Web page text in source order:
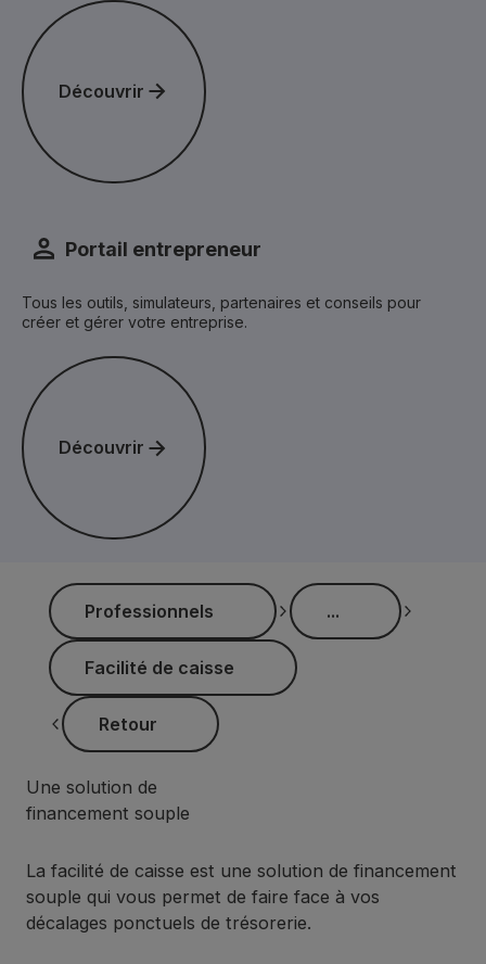
Découvrir
Découvrir
Portail entrepreneur
Tous les outils, simulateurs, partenaires et conseils pour
créer et gérer votre entreprise.
Découvrir
Découvrir
Professionnels
Professionnels
...
...
Facilité de caisse
Facilité de caisse
Retour
Retour
Une solution de
financement souple
La facilité de caisse est une solution de financement
souple qui vous permet de faire face à vos
décalages ponctuels de trésorerie.